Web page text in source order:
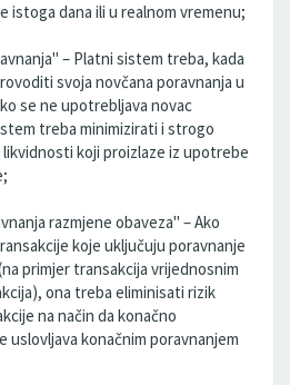
istoga dana ili u realnom vremenu;
– Platni sistem treba, kada
svoja novčana poravnanja u
se ne upotrebljava novac
treba minimizirati i strogo
koji proizlaze iz upotrebe
razmjene obaveza" – Ako
koje uključuju poravnanje
primjer transakcija vrijednosnim
ona treba eliminisati rizik
na način da konačno
uslovljava konačnim poravnanjem